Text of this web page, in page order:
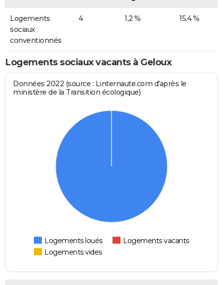
Logements
sociaux
conventionnés
4 1,2 % 15,4 %
Logements sociaux vacants à Geloux
Données 2022 (source : Linternaute.com d'après le
ministère de la Transition écologique)
Logements loués
Logements vacants
Logements vides